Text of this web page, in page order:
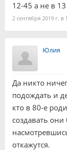
12-45 а не в 13
2 сентября 2019 г. в
Юлия
Да никто
подождать и
кто в 80-е
создавать
откажутся.